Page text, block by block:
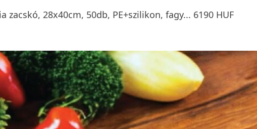
zacskó, 28x40cm, 50db, PE+szilikon, fagy... 6190 HUF